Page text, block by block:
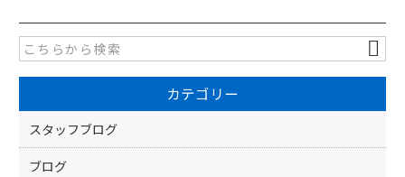
e
b
o
o
k
er
カテゴリー
スタッフブログ
ブログ